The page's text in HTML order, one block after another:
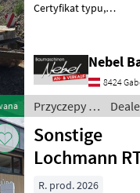
Oferty
dealerów
Ogłoszenia
drobne
Certyfikat typu,
Automatyczna ściana
Hydrauliczna blokada
kabiny Przyczepy
Niskopodwoziowe
8424
Przyczepy /
Fliegl
Sonstige
Lochmann
14.55TX
R. prod. 2026